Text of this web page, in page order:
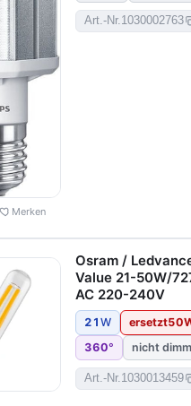
Merken
Art.-Nr.1030002763
Osram /
Value 21-50W/
AC 220-240V
21 W ersetzt50
360° nicht
Art.-Nr.1030013459